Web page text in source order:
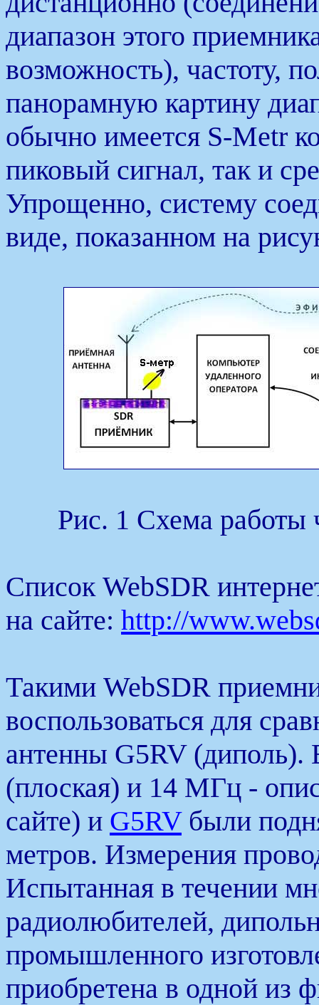
диапазон этого
возможность), частоту,
панорамную картину
обычно имеется S-Metr
пиковый сигнал, так и
Упрощенно, систему
виде, показанном на
Рис. 1 Схема работы
Список WebSDR
на сайте: http://
Такими WebSDR
воспользоваться для
антенны G5RV
(плоская) и 14 МГц -
сайте) и G5RVбыли
метров. Измерения
Испытанная в течении
радиолюбителей,
промышленного
приобретена в одной из